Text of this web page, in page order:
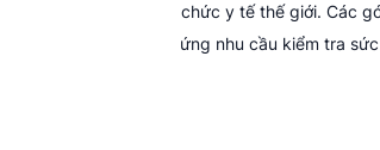
chức y tế thế giới. Các
ứng nhu cầu kiểm tra